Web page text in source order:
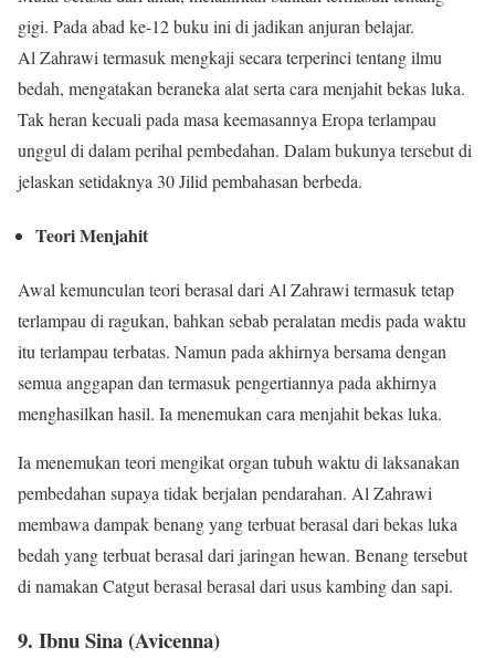
gigi. Pada abad ke-12 buku ini di jadikan anjuran belajar.
Al Zahrawi termasuk mengkaji secara terperinci tentang ilmu
bedah, mengatakan beraneka alat serta cara menjahit bekas luka.
Tak heran kecuali pada masa keemasannya Eropa terlampau
unggul di dalam perihal pembedahan. Dalam bukunya tersebut di
jelaskan setidaknya 30 Jilid pembahasan berbeda.
Teori Menjahit
Awal kemunculan teori berasal dari Al Zahrawi termasuk tetap
terlampau di ragukan, bahkan sebab peralatan medis pada waktu
itu terlampau terbatas. Namun pada akhirnya bersama dengan
semua anggapan dan termasuk pengertiannya pada akhirnya
menghasilkan hasil. Ia menemukan cara menjahit bekas luka.
Ia menemukan teori mengikat organ tubuh waktu di laksanakan
pembedahan supaya tidak berjalan pendarahan. Al Zahrawi
membawa dampak benang yang terbuat berasal dari bekas luka
bedah yang terbuat berasal dari jaringan hewan. Benang tersebut
di namakan Catgut berasal berasal dari usus kambing dan sapi.
9. Ibnu Sina (Avicenna)